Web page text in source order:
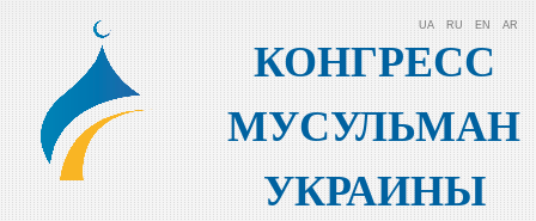
КОНГРЕСС
МУСУЛЬМАН
УКРАИНЫ
UA RU EN AR